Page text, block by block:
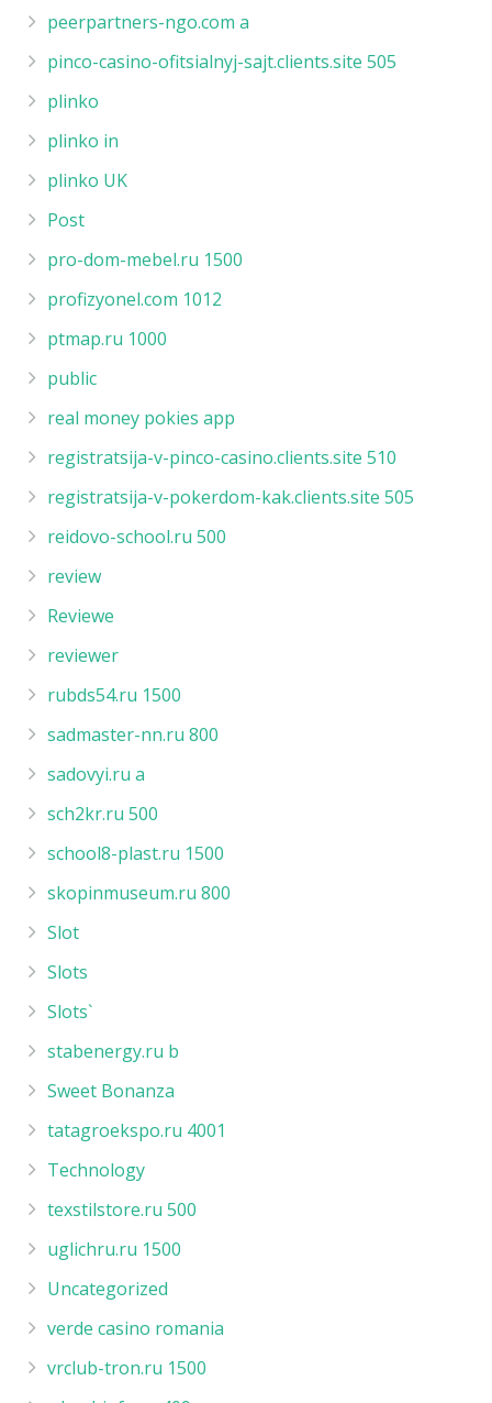
peerpartners-ngo.com a
pinco-casino-ofitsialnyj-sajt.clients.site 505
plinko
plinko in
plinko UK
Post
pro-dom-mebel.ru 1500
profizyonel.com 1012
ptmap.ru 1000
public
real money pokies app
registratsija-v-pinco-casino.clients.site 510
registratsija-v-pokerdom-kak.clients.site 505
reidovo-school.ru 500
review
Reviewe
reviewer
rubds54.ru 1500
sadmaster-nn.ru 800
sadovyi.ru a
sch2kr.ru 500
school8-plast.ru 1500
skopinmuseum.ru 800
Slot
Slots
Slots`
stabenergy.ru b
Sweet Bonanza
tatagroekspo.ru 4001
Technology
texstilstore.ru 500
uglichru.ru 1500
Uncategorized
verde casino romania
vrclub-tron.ru 1500